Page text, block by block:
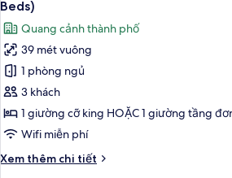
giường
cỡ
king,
quang
cảnh
thành
cả
ảnh
Phòng
dành
cho
gia
đình
Residence
Beds)
Quang cảnh thành phố
39 mét vuông
1 phòng ngủ
3 khách
1 giường cỡ king HOẶC 1 giường tầng
Wifi miễn phí
Xem thêm chi tiết
Chi